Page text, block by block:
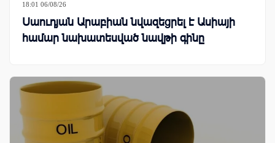
18:01 06/08/26
Սաուդյան Արաբիան նվազեցրել է Ասիայի
համար նախատեսված նավթի գինը